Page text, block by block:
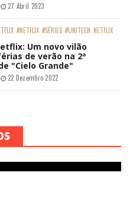
27 Abril 2023
#NETFLIX #SÉRIES #UNITEEN NETFLIX
Um novo vilão
de verão na 2ª
"Cielo Grande"
22 Dezembro 2022